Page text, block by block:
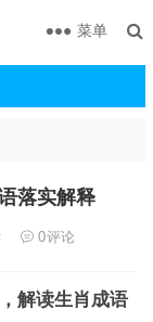
菜单
落实解释
0评论
解读生肖成语